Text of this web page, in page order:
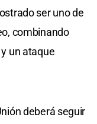
ser uno de
combinando
un ataque
deberá seguir